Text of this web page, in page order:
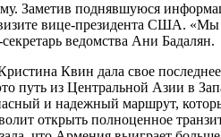
Заметив поднявшуюся
вице-президента США.
ведомства Ани Бадалян.
Квин дала свое
путь из Центральной Азии в
и надежный маршрут,
открыть полноценное